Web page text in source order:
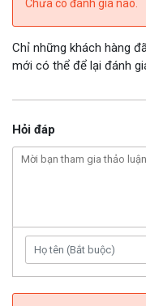
Chưa có đánh giá nào.
Chỉ những khách hàng
mới có thể để lại đánh
Hỏi đáp